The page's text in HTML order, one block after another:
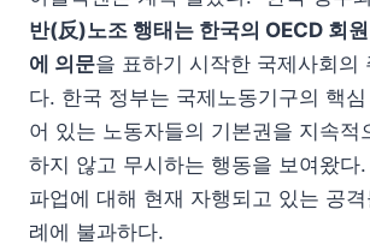
반(反)노조 행태는 한국의 OECD 회
에 의문을 표하기 시작한 국제사회의
다. 한국 정부는 국제노동기구의 핵
어 있는 노동자들의 기본권을 지속적
하지 않고 무시하는 행동을 보여왔다
파업에 대해 현재 자행되고 있는 공
례에 불과하다.